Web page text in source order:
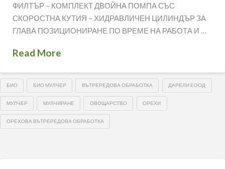
ФИЛТЪР – КОМПЛЕКТ ДВОЙНА ПОМПА СЪС
СКОРОСТНА КУТИЯ – ХИДРАВЛИЧЕН ЦИЛИНДЪР ЗА
ГЛАВА ПОЗИЦИОНИРАНЕ ПО ВРЕМЕ НА РАБОТА И …
Read More
БИО БИО МУЛЧЕР ВЪТРЕРЕДОВА ОБРАБОТКА ДАРЕЛИ ЕООД
МУЛЧЕР МУЛЧИРАНЕ ОВОЩАРСТВО ОРЕХИ
ОРЕХОВА ВЪТРЕРЕДОВА ОБРАБОТКА